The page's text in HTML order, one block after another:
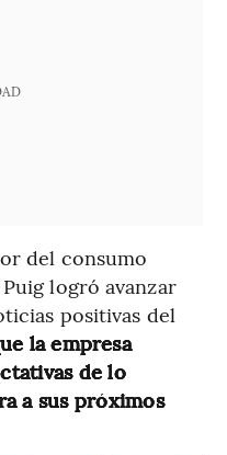
del consumo
logró avanzar
positivas del
la empresa
de lo
a sus próximos